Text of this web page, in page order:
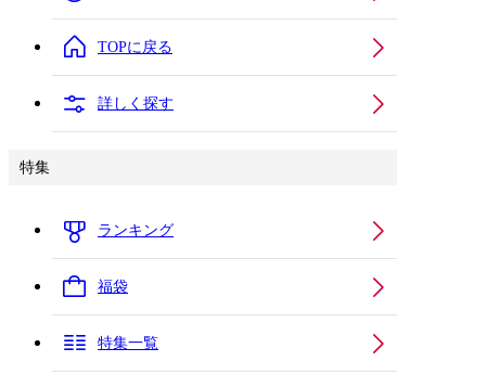
TOPに戻る
詳しく探す
特集
ランキング
福袋
特集一覧